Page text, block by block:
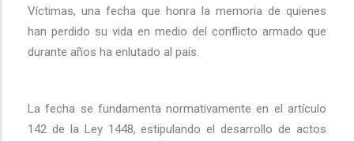
Víctimas, una fecha que honra la memoria de quienes
han perdido su vida en medio del conflicto armado que
durante años ha enlutado al país.
La fecha se fundamenta normativamente en el artículo
142 de la Ley 1448, estipulando el desarrollo de actos